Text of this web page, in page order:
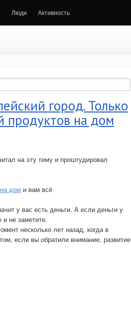
Люди Активность
город. Только
продуктов на дом
на эту тему и проштудировал
дом и вам всё
у вас есть деньги. А если деньги у
не заметите.
несколько лет назад, когда в
если вы обратили внимание, развитие